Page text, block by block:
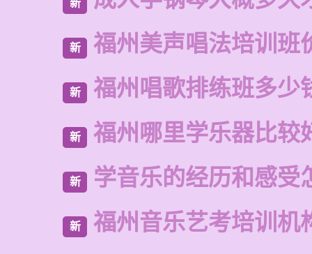
新
新 福州美声唱法培训班
新 福州唱歌排练班多少
新 福州哪里学乐器比较
新 学音乐的经历和感受
新 福州音乐艺考培训机